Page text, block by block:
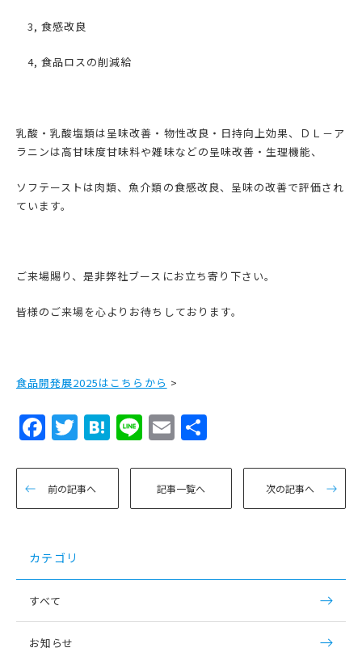
3, 食感改良
4, 食品ロスの削減給
乳酸・乳酸塩類は呈味改善・物性改良・日持向上効果、ＤＬ－ア
ラニンは高甘味度甘味料や雑味などの呈味改善・生理機能、
ソフテーストは肉類、魚介類の食感改良、呈味の改善で評価され
ています。
ご来場賜り、是非弊社ブースにお立ち寄り下さい。
皆様のご来場を心よりお待ちしております。
食品開発展2025はこちらから >
Facebook
Twitter
Hatena
LineEmail
前の記事へ 記事一覧へ 次の記事へ
カテゴリ
すべて
お知らせ